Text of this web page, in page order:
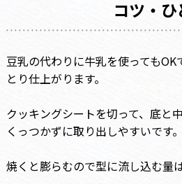
コツ・
豆乳の代わりに牛乳を使っても
とり仕上がります。
クッキングシートを切って、底と
くっつかずに取り出しやすいです。
焼くと膨らむので型に流し込む量